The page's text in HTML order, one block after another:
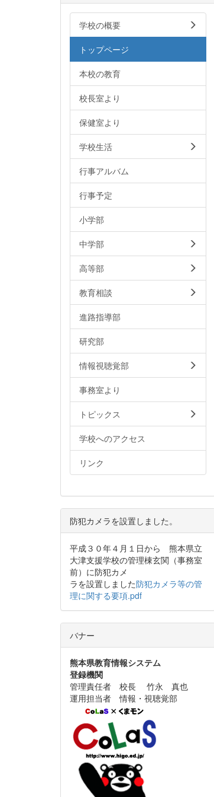
学校の概要
トップページ
本校の教育
校長室より
保健室より
学校生活
行事アルバム
行事予定
小学部
中学部
高等部
教育相談
進路指導部
研究部
情報視聴覚部
事務室より
トピックス
学校へのアクセス
リンク
防犯カメラを設置しました。
平成３０年４月１日から 熊本県立
大津支援学校の管理棟玄関（事務室
前）に防犯カメ
ラを設置しました防犯カメラ等の管
理に関する要項.pdf
バナー
熊本県教育情報システム
登録機関
管理責任者 校長 竹永 真也
運用担当者 情報・視聴覚部